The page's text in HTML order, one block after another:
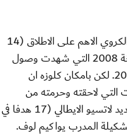
كأس اوروبا ليست مسرح كلوزه لان تاريخه مدون في كأس العالم بعد ان اصبح ثاني افضل مسجل في تاريخ الحدث الكروي الاهم على الاطلاق (14
هدفا). اما على الساحة القارية، لم يجد المهاجم الالماني المخضرم طريقه الى الشباك سوى مرتين وكان ذلك في نسخة 2008 التي شهدت وصول
ال"مانشافت" الى النهائي قبل ان يخسر امام اسبانيا التي اطاحت به ايضا من نصف نهائي مونديال جنوب افريقيا 2010. لكن بامكان كلوزه ان
لاحقته وحرمته من
التواجد في ارضية الملعب بشكل كاف مع فريقه، يبقى كلوزه من الهدافين الكبار كما اظهر هذا الموسم مع فريقه الجديد لاتسيو الايطالي (17 هدفا في
المدرب يواكيم لوف.